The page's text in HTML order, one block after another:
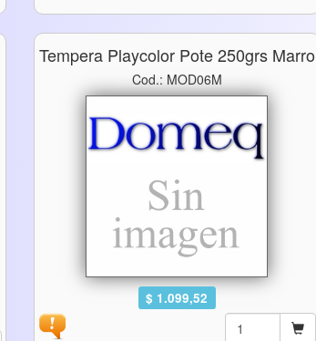
Tempera Playcolor Pote 250grs Marro
Cod.: MOD06M
$ 1.099,52